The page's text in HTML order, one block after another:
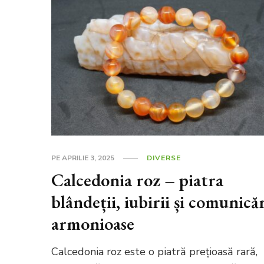
PEAPRILIE 3, 2025 DIVERSE
Calcedonia roz – piatra
blândeții, iubirii și
armonioase
Calcedonia roz este o piatră prețioasă rară,